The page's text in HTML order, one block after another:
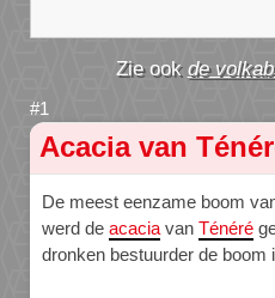
de
Acacia van
De meest eenzame boom
werd de acacia van Ténéré
dronken bestuurder de boom